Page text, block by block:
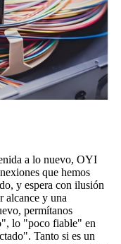
a lo nuevo, OYI
que hemos
y espera con ilusión
alcance y una
permítanos
lo "poco fiable" en
Tanto si es un